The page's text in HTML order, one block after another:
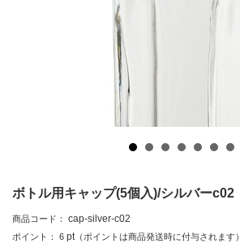
ボトル用キャップ(5個入)/シルバーc02
商品コード： cap-silver-c02
ポイント： 6 pt （ポイントは商品発送時に付与されます）